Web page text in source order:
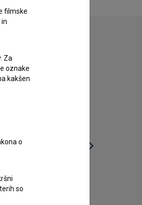
video-art
filmske
Za
oznake
kakšen
o
so